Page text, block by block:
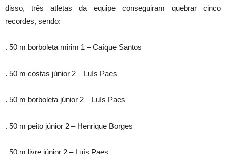
disso, três atletas da equipe conseguiram quebrar cinco
recordes, sendo:
. 50 m borboleta mirim 1 – Caíque Santos
. 50 m costas júnior 2 – Luís Paes
. 50 m borboleta júnior 2 – Luís Paes
. 50 m peito júnior 2 – Henrique Borges
. 50 m livre júnior 2 – Luís Paes